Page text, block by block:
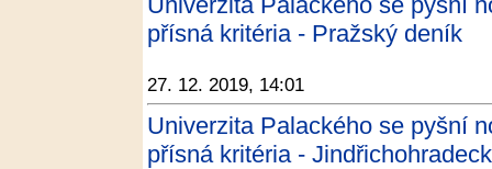
přísná kritéria - Pražský deník
27. 12. 2019, 14:01
Univerzita Palackého se pyšní
přísná kritéria -